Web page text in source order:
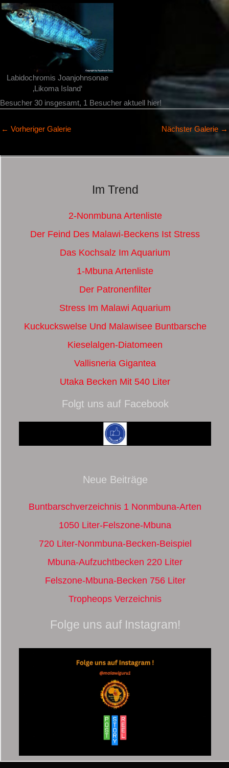
Labidochromis Joanjohnsonae
‚Likoma Island‘
Besucher 30 insgesamt, 1 Besucher aktuell hier!
← Vorheriger Galerie Nächster Galerie →
Im Trend
2-Nonmbuna Artenliste
Der Feind Des Malawi-Beckens Ist Stress
Das Kochsalz Im Aquarium
1-Mbuna Artenliste
Der Patronenfilter
Stress Im Malawi Aquarium
Kuckuckswelse Und Malawisee Buntbarsche
Kieselalgen-Diatomeen
Vallisneria Gigantea
Utaka Becken Mit 540 Liter
Folgt uns auf Facebook
Neue Beiträge
Buntbarschverzeichnis 1 Nonmbuna-Arten
1050 Liter-Felszone-Mbuna
720 Liter-Nonmbuna-Becken-Beispiel
Mbuna-Aufzuchtbecken 220 Liter
Felszone-Mbuna-Becken 756 Liter
Tropheops Verzeichnis
Folge uns auf Instagram!